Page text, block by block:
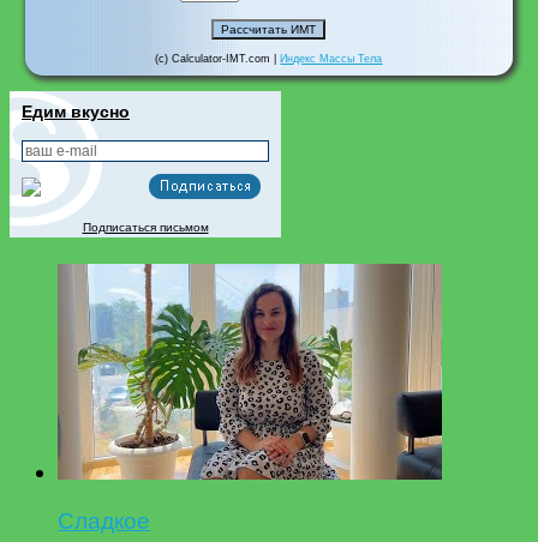
(c) Calculator-IMT.com | Индекс Массы Тела
Едим вкусно
Подписаться письмом
Сладкое